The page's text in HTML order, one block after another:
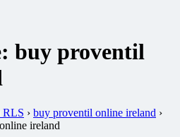
buy proventil
› buy proventil online ireland ›
ireland